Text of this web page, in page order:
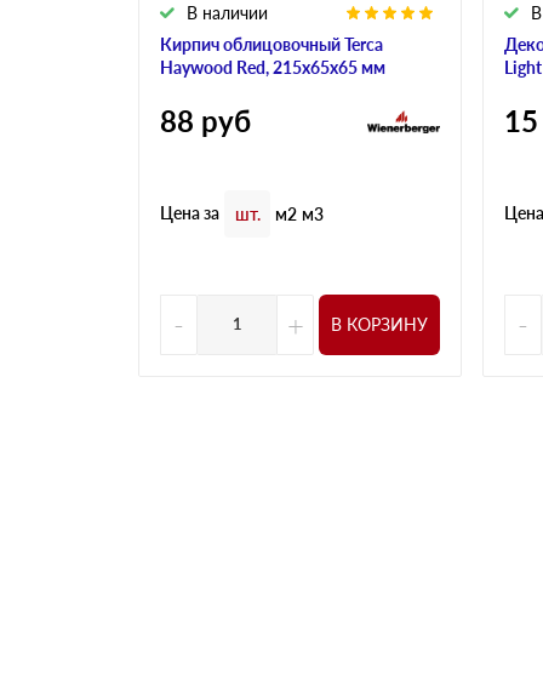
Кирпич облицовочный Terca
Haywood Red, 215х65х65 мм
В наличии
88 руб
Цена за шт. м2 м3
- + В КОРЗИНУ
15
-